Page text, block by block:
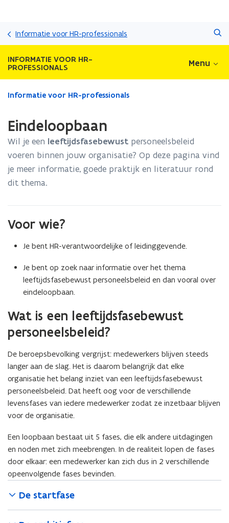
en
naar
Informatie voor HR-professionals
INFORMATIE VOOR HR-
PROFESSIONALS
Menu
Gedaan
bevindt
op:
Eindeloopbaan
Informatie voor HR-professionals
Eindeloopbaan
Wil je een leeftijdsfasebewust personeelsbeleid
voeren binnen jouw organisatie? Op deze pagina vind
je meer informatie, goede praktijk en literatuur rond
dit thema.
Voor wie?
Je bent HR-verantwoordelijke of leidinggevende.
Je bent op zoek naar informatie over het thema
leeftijdsfasebewust personeelsbeleid en dan vooral over
eindeloopbaan.
Wat is een leeftijdsfasebewust
personeelsbeleid?
De beroepsbevolking vergrijst: medewerkers blijven steeds
langer aan de slag. Het is daarom belangrijk dat elke
organisatie het belang inziet van een leeftijdsfasebewust
personeelsbeleid. Dat heeft oog voor de verschillende
levensfases van iedere medewerker zodat ze inzetbaar blijven
voor de organisatie.
Een loopbaan bestaat uit 5 fases, die elk andere uitdagingen
en noden met zich meebrengen. In de realiteit lopen de fases
door elkaar: een medewerker kan zich dus in 2 verschillende
opeenvolgende fases bevinden.
De startfase